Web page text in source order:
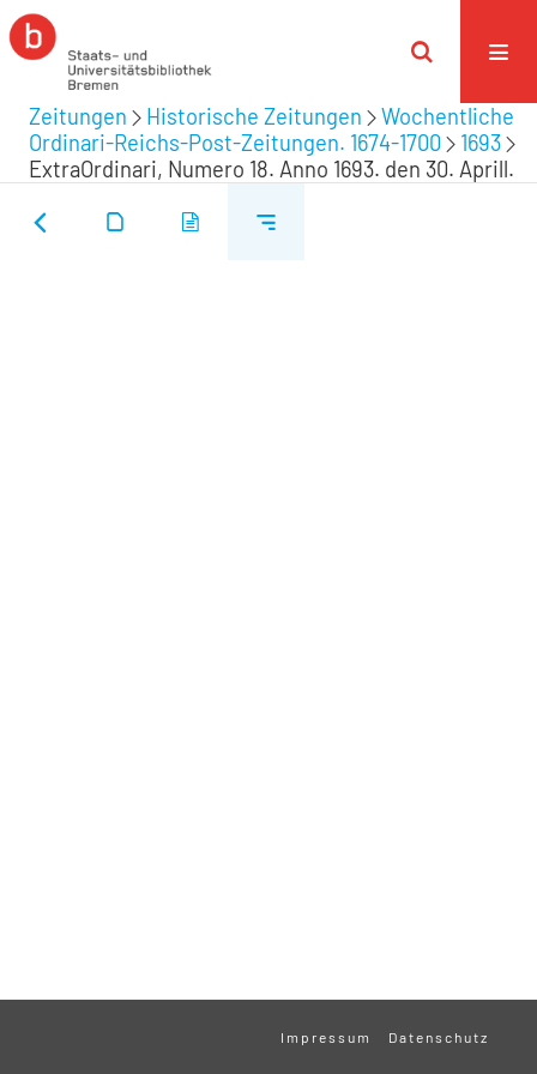
Zeitungen Historische Zeitungen
Wochentliche
Ordinari-Reichs-Post-Zeitungen. 1674-1700
1693
ExtraOrdinari, Numero 18. Anno 1693. den 30. Aprill.
Impressum Datenschutz